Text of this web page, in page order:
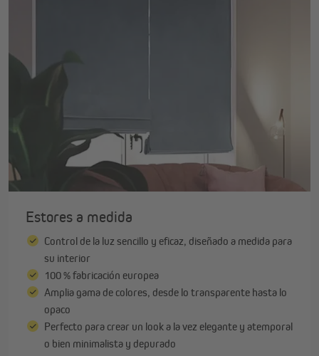
Estores a medida
Control de la luz sencillo y eficaz, diseñado a medida para
su interior
100 % fabricación europea
Amplia gama de colores, desde lo transparente hasta lo
opaco
Perfecto para crear un look a la vez elegante y atemporal
o bien minimalista y depurado